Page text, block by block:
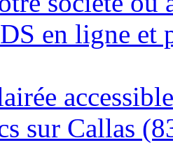
en ligne et
sur Callas